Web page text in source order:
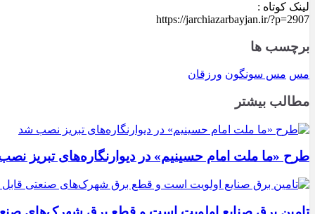
لینک کوتاه :
https://jarchiazarbayjan.ir/?p=2907
برچسب ها
مس مس سونگون ورزقان
مطالب بیشتر
طرح «ما ملت امام حسینیم» در دیوارنگاره‌های تبریز